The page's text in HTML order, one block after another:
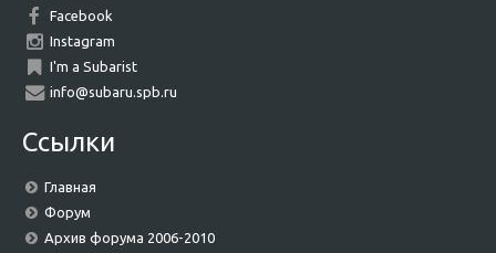
Facebook
Instagram
I'm a Subarist
info@subaru.spb.ru
Ссылки
Главная
Форум
Архив форума 2006-2010